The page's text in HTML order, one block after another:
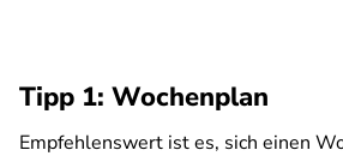
Tipp 1: Wochenplan
Empfehlenswert ist es, sich einen